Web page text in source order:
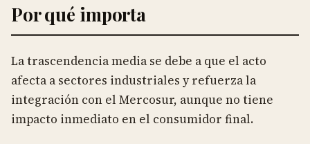
Por qué importa
La trascendencia media se debe a que el acto
afecta a sectores industriales y refuerza la
integración con el Mercosur, aunque no tiene
impacto inmediato en el consumidor final.